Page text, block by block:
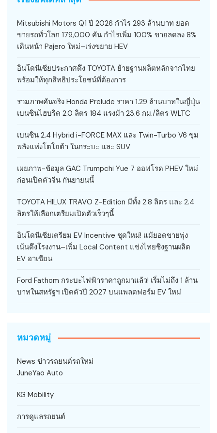
Mitsubishi Motors Q1 ปี 2026 กำไร 293 ล้านบาท ยอด
ขายรถทั่วโลก 179,000 คัน กำไรเพิ่ม 100% ขายลดลง 8%
เดินหน้า Pajero ใหม่–เร่งขยาย HEV
อินโดนีเซียประกาศดึง TOYOTA ย้ายฐานผลิตหลักจากไทย
พร้อมให้ทุกสิทธิประโยชน์ที่ต้องการ
รวมภาพคันจริง Honda Prelude ราคา 1.29 ล้านบาทในญี่ปุ่น
เบนซินไฮบริด 2.0 ลิตร 184 แรงม้า 23.6 กม./ลิตร WLTC
เบนซิน 2.4 Hybrid i-FORCE MAX และ Twin-Turbo V6 ขุม
พลังแห่งโตโยต้า ในกระบะ และ SUV
เผยภาพ-ข้อมูล GAC Trumpchi Yue 7 ออฟโรด PHEV ใหม่
ก่อนเปิดตัวจีน กันยายนนี้
TOYOTA HILUX TRAVO Z-Edition มีทั้ง 2.8 ลิตร และ 2.4
ลิตรให้เลือกเตรียมเปิดตัวเร็วๆนี้
อินโดนีเซียเตรียม EV Incentive ชุดใหม่! แม้ยอดขายพุ่ง
เน้นดึงโรงงาน–เพิ่ม Local Content แข่งไทยชิงฐานผลิต
EV อาเซียน
Ford Fathom กระบะไฟฟ้าราคาถูกมาแล้ว! เริ่มไม่ถึง 1 ล้าน
บาทในสหรัฐฯ เปิดตัวปี 2027 บนแพลตฟอร์ม EV ใหม่
หมวดหมู่
News ข่าวรถยนต์รถใหม่
JuneYao Auto
KG Mobility
การดูแลรถยนต์